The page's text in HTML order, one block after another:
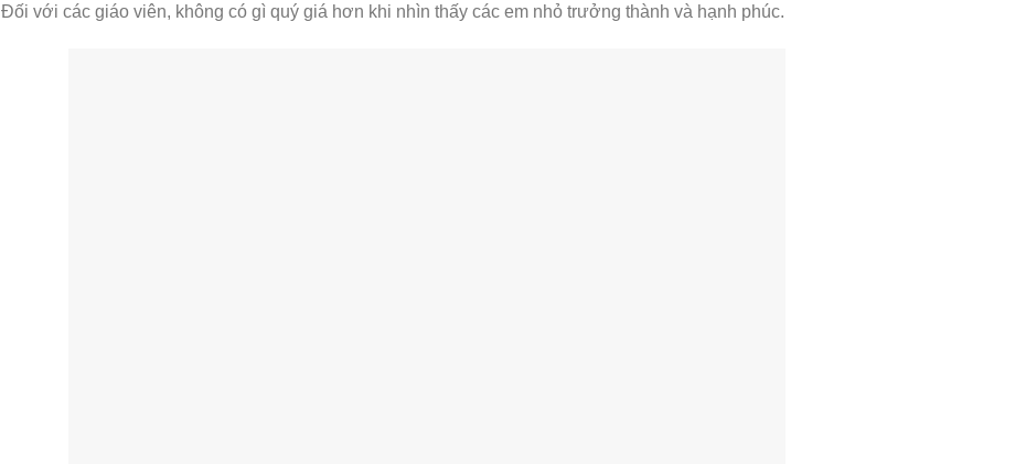
Đối với các giáo viên, không có gì quý giá hơn khi nhìn thấy các em nhỏ trưởng thành và hạnh phúc.